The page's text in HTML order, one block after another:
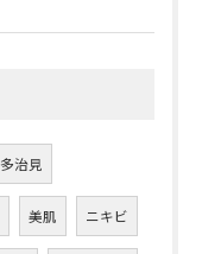
多治見
美肌 ニキビ